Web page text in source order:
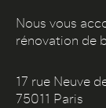
Nous vous
rénovation de
17 rue Neuve
75011 Paris